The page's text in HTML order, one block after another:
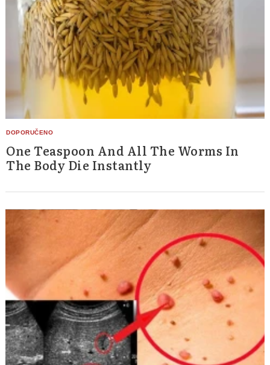
One Teaspoon And All The Worms In
The Body Die Instantly